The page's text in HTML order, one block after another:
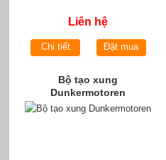
Liên hệ
Chi tiết Đặt mua
Bộ tạo xung
Dunkermotoren